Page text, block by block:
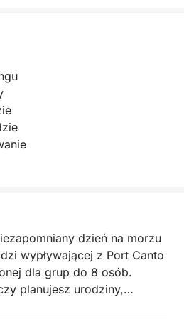
dzień na morzu
wypływającej z Port Canto
dla grup do 8 osób.
planujesz urodziny,
panieński, czy po prostu